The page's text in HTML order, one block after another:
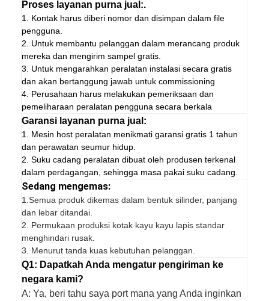
Proses layanan purna jual:.
1. Kontak harus diberi nomor dan disimpan dalam file
pengguna.
2. Untuk membantu pelanggan dalam merancang produk
mereka dan mengirim sampel gratis.
3. Untuk mengarahkan peralatan instalasi secara gratis
dan akan bertanggung jawab untuk commissioning
4. Perusahaan harus melakukan pemeriksaan dan
pemeliharaan peralatan pengguna secara berkala
Garansi layanan purna jual:
1. Mesin host peralatan menikmati garansi gratis 1 tahun
dan perawatan seumur hidup.
2. Suku cadang peralatan dibuat oleh produsen terkenal
dalam perdagangan, sehingga masa pakai suku cadang.
Sedang mengemas:
1.Semua produk dikemas dalam bentuk silinder, panjang
dan lebar ditandai.
2. Permukaan produksi kotak kayu kayu lapis standar
menghindari rusak.
3. Menurut tanda kuas kebutuhan pelanggan.
Q1: Dapatkah Anda mengatur pengiriman ke
negara kami?
A: Ya, beri tahu saya port mana yang Anda inginkan